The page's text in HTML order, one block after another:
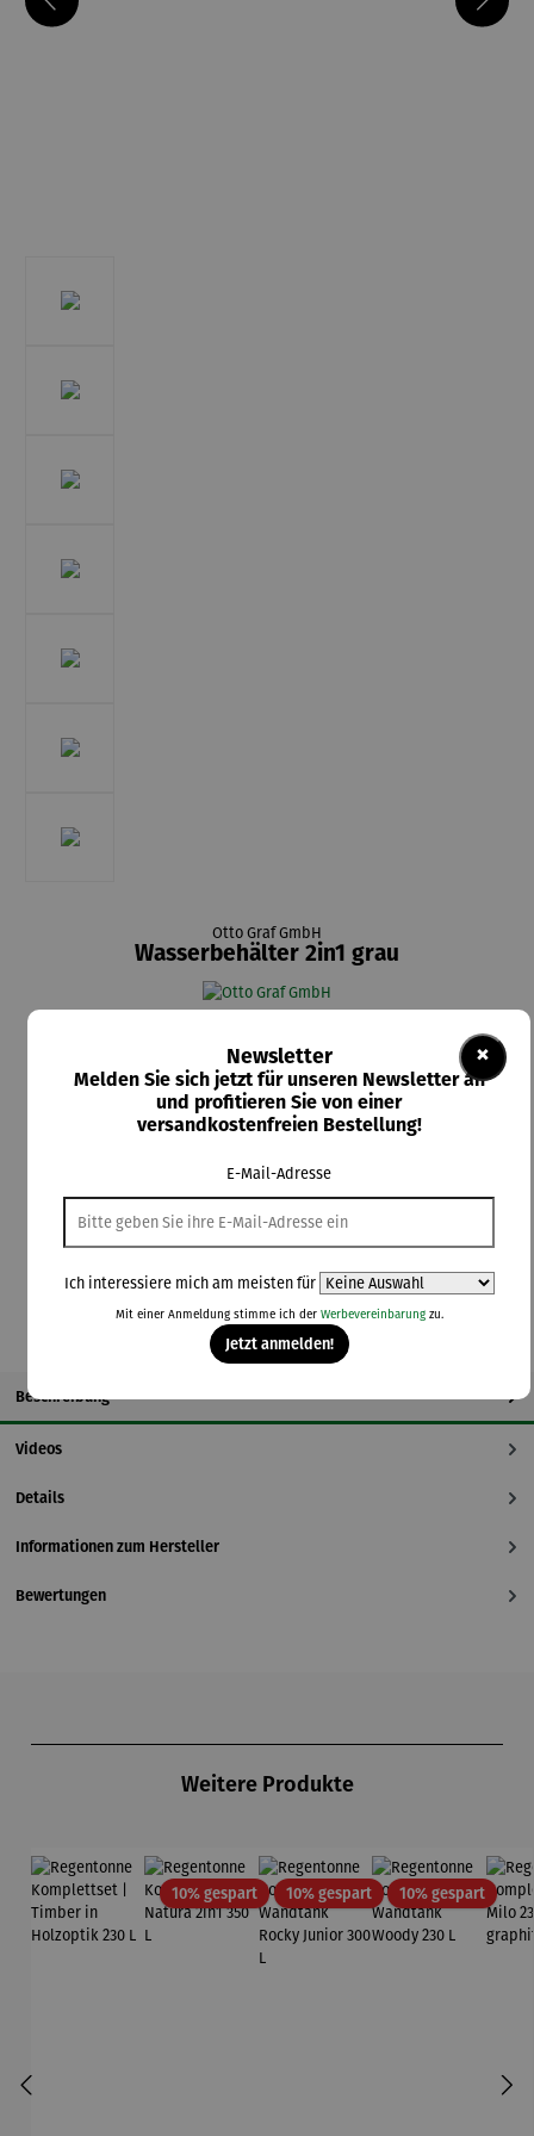
Otto Graf GmbH
Wasserbehälter 2in1 grau
Preise inkl. MwSt. zzgl. Versandkosten
Lieferzeit: 5-7 Tage
In den Warenkorb
Beschreibung
Videos
Details
Informationen zum Hersteller
Bewertungen
Weitere Produkte
10% gespartRabatt10% gespartRabatt10% gespartRabatt
×
Newsletter
Melden Sie sich jetzt für unseren Newsletter an
und profitieren Sie von einer
versandkostenfreien Bestellung!
E-Mail-Adresse
Ich interessiere mich am meisten für
Mit einer Anmeldung stimme ich der Werbevereinbarungzu.
Jetzt anmelden!